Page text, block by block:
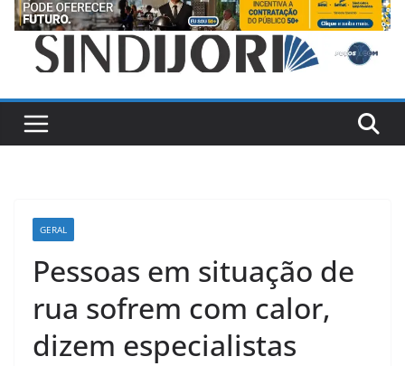
GERAL
Pessoas em situação de
rua sofrem com calor,
dizem especialistas